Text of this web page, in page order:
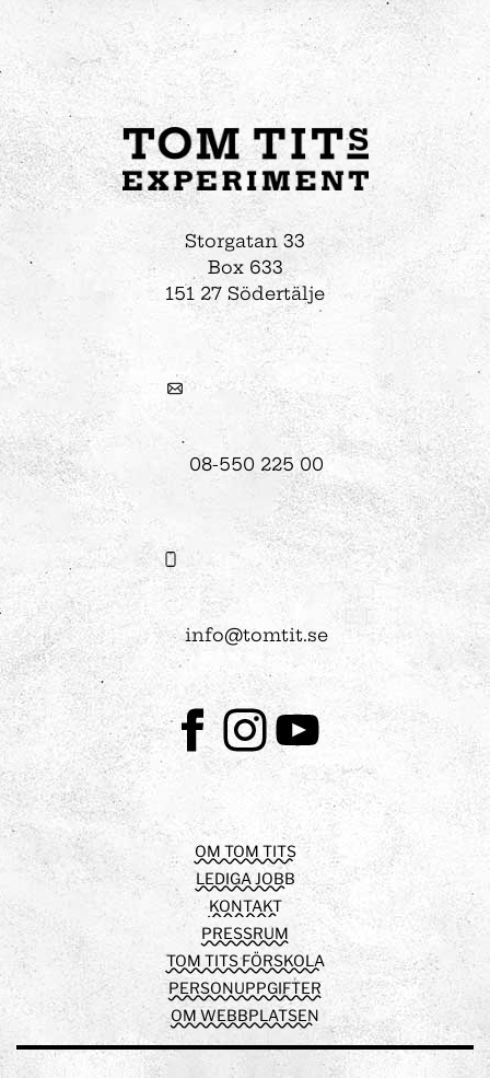
Storgatan 33
Box 633
151 27 Södertälje
08-550 225 00
info@tomtit.se
FacebookInstagram
Youtube
OM TOM TITS
LEDIGA JOBB
KONTAKT
PRESSRUM
TOM TITS FÖRSKOLA
PERSONUPPGIFTER
OM WEBBPLATSEN